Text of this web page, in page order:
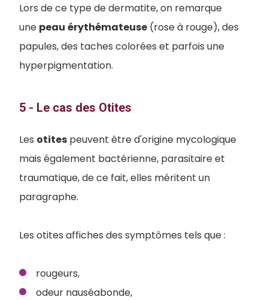
Lors de ce type de dermatite, on remarque
une peau érythémateuse (rose à rouge), des
papules, des taches colorées et parfois une
hyperpigmentation.
5 - Le cas des Otites
Les otites peuvent être d'origine mycologique
mais également bactérienne, parasitaire et
traumatique, de ce fait, elles méritent un
paragraphe.
Les otites affiches des symptômes tels que :
rougeurs,
odeur nauséabonde,